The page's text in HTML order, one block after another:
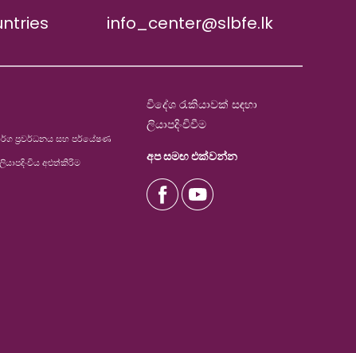
info_center@slbfe.lk
ප්‍රවර්ධනය සහ පර්යේෂණ
අළුත්කිරිම
විදේශ රැකියාවක් සඳහා
ලියාපදිංචිවීම
අප සමඟ එක්වන්න